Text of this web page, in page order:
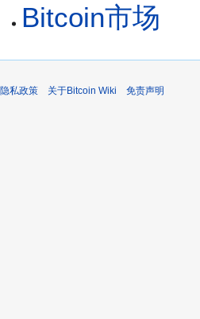
Bitcoin市场
隐私政策 关于Bitcoin Wiki 免责声明